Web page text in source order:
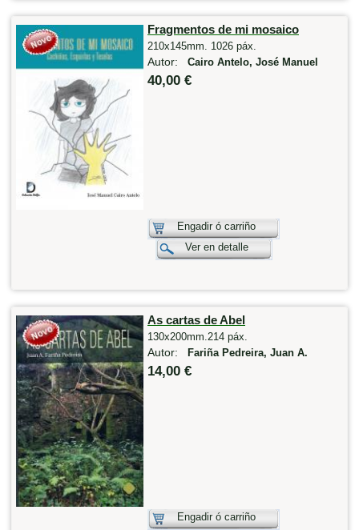
Fragmentos de mi mosaico
210x145mm. 1026 páx.
Autor: Cairo Antelo, José Manuel
40,00 €
Engadir ó carriño
Ver en detalle
As cartas de Abel
130x200mm.214 páx.
Autor: Fariña Pedreira, Juan A.
14,00 €
Engadir ó carriño